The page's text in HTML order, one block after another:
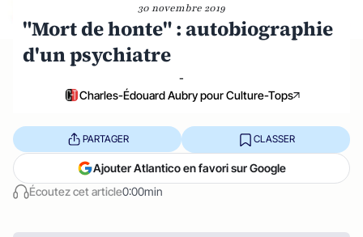
30 novembre 2019
"Mort de honte" : autobiographie
d'un psychiatre
-
Charles-Édouard Aubry pour Culture-Tops
Écoutez cet article0:00min
PARTAGER CLASSER
Ajouter Atlantico en favori sur Google